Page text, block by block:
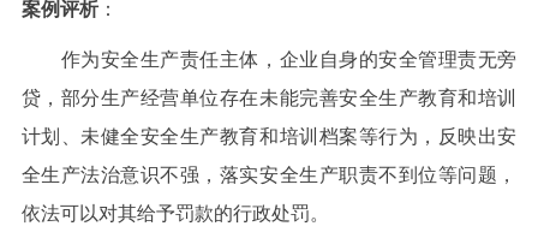
案例评析：
作为安全生产责任主体，企业自身的安全管理责无旁
贷，部分生产经营单位存在未能完善安全生产教育和培训
计划、未健全安全生产教育和培训档案等行为，反映出安
全生产法治意识不强，落实安全生产职责不到位等问题，
依法可以对其给予罚款的行政处罚。